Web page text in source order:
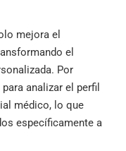
mejora el
el
Por
analizar el perfil
médico, lo que
específicamente a